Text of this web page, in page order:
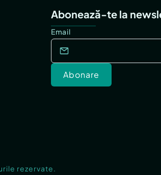
Abonează-te la
Email
Abonare
rezervate.